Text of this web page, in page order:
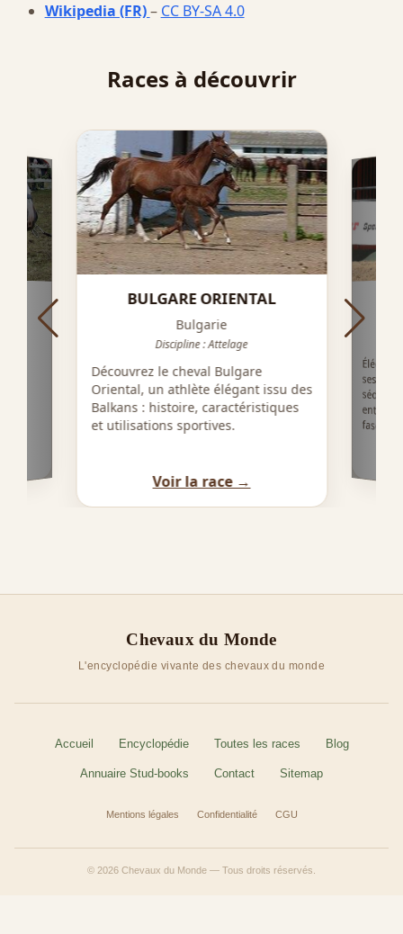
Wikipedia (FR)– CC BY-SA 4.0
Races à découvrir
BULGARE ORIENTAL
Bulgarie
Discipline : Attelage
Découvrez le cheval Bulgare
Oriental, un athlète élégant issu des
Balkans : histoire, caractéristiques
et utilisations sportives.
Voir la race →
ses
séduit
Chevaux du Monde
L'encyclopédie vivante des chevaux du monde
Accueil Encyclopédie Toutes les races Blog
Annuaire Stud-books Contact Sitemap
Mentions légales Confidentialité CGU
© 2026 Chevaux du Monde — Tous droits réservés.